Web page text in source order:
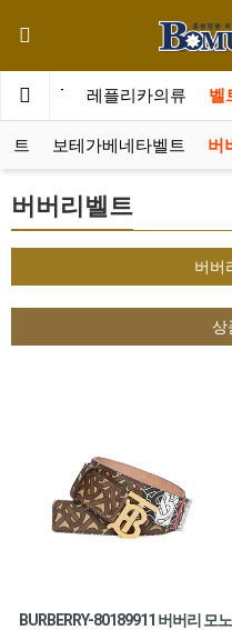
레플리카의류 벨
트 보테가베네타벨트 버
버버리벨트
버버
상
BURBERRY-80189911 버버리 모노